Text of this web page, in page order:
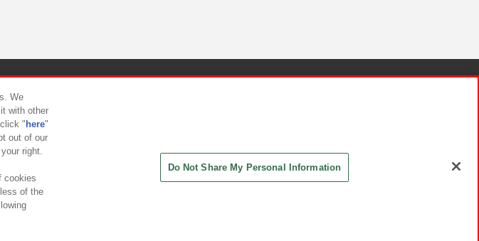
ト対応方針
We
with other
" here"
out of our
right.
cookies
of the
Do Not Share My Personal Information